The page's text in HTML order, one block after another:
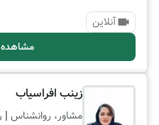
آنلاین
مشاهده
زینب افراسیاب
مشاور، روانشناس |